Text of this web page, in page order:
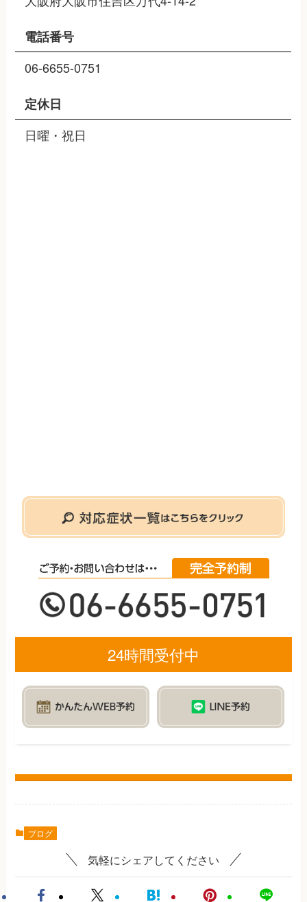
電話番号
06-6655-0751
定休日
日曜・祝日
24時間受付中
ブログ
気軽にシェアしてください